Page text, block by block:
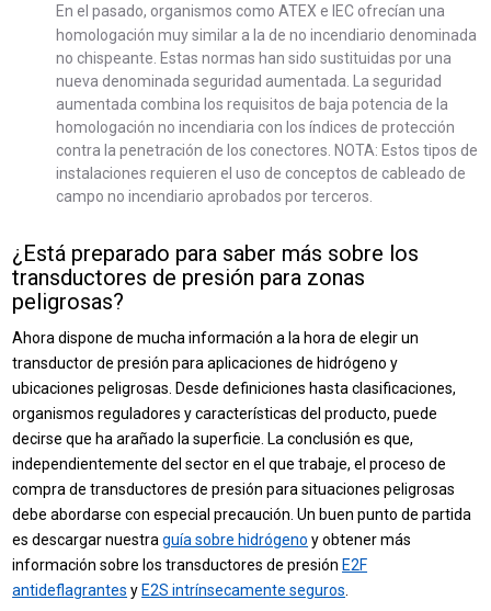
En el pasado, organismos como ATEX e IEC ofrecían una
homologación muy similar a la de no incendiario denominada
no chispeante. Estas normas han sido sustituidas por una
nueva denominada seguridad aumentada. La seguridad
aumentada combina los requisitos de baja potencia de la
homologación no incendiaria con los índices de protección
contra la penetración de los conectores. NOTA: Estos tipos de
instalaciones requieren el uso de conceptos de cableado de
campo no incendiario aprobados por terceros.
¿Está preparado para saber más sobre los
transductores de presión para zonas
peligrosas?
Ahora dispone de mucha información a la hora de elegir un
transductor de presión para aplicaciones de hidrógeno y
ubicaciones peligrosas. Desde definiciones hasta clasificaciones,
organismos reguladores y características del producto, puede
decirse que ha arañado la superficie. La conclusión es que,
independientemente del sector en el que trabaje, el proceso de
compra de transductores de presión para situaciones peligrosas
debe abordarse con especial precaución. Un buen punto de partida
es descargar nuestraguía sobre hidrógeno y obtener más
información sobre los transductores de presión E2F
antideflagrantes y E2S intrínsecamente seguros